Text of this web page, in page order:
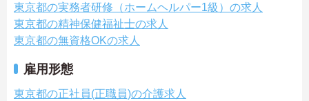
東京都の実務者研修（ホームヘルパー1級）の求人
東京都の精神保健福祉士の求人
東京都の無資格OKの求人
雇用形態
東京都の正社員(正職員)の介護求人